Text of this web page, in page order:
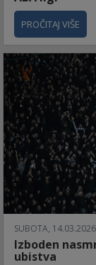
PROČITAJ VIŠE
SUBOTA,
Izboden
ubistva